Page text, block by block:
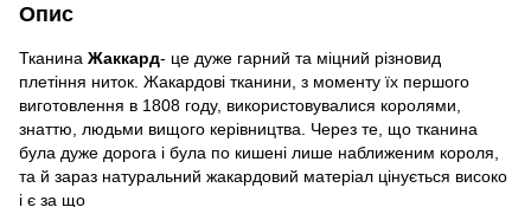
Опис
Тканина Жаккард- це дуже гарний та міцний різновид
плетіння ниток. Жакардові тканини, з моменту їх першого
виготовлення в 1808 году, використовувалися королями,
знаттю, людьми вищого керівництва. Через те, що тканина
була дуже дорога і була по кишені лише наближеним короля,
та й зараз натуральний жакардовий матеріал цінується високо
і є за що